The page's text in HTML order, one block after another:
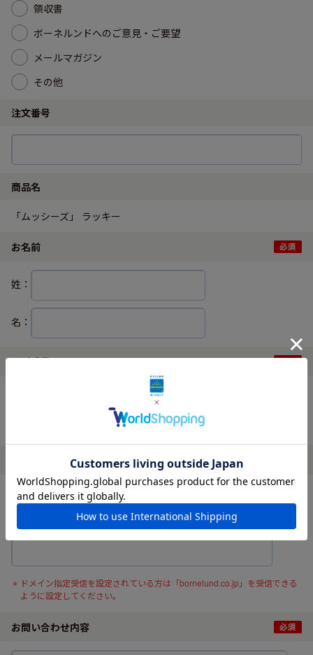
領収書
ボーネルンドへのご意見・ご要望
メールマガジン
その他
注文番号
商品名
「ムッシーズ」 ラッキー
お名前
姓：
名：
電話番号
ハイフンなしでご入力ください。
メールアドレス
確認の為、メールアドレスを再度入力してください。
ドメイン指定受信を設定されている方は「bornelund.co.jp」を受信できる
ように設定してください。
お問い合わせ内容